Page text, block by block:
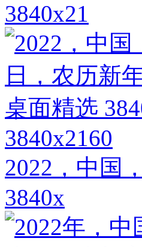
3840x21
3840x2160
2022，中国
3840x